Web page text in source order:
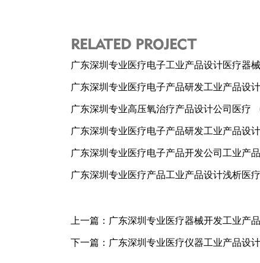
RELATED PROJECT
广东深圳专业医疗电子工业产品设计医疗器
广东深圳专业医疗电子产品研发工业产品设
广东深圳专业高压氧治疗产品设计公司医疗
广东深圳专业医疗电子产品研发工业产品设
广东深圳专业医疗电子产品开发公司工业产
广东深圳专业医疗产品工业产品设计浅析医
上一篇： 广东深圳专业医疗器械开发工业产
下一篇： 广东深圳专业医疗仪器工业产品设